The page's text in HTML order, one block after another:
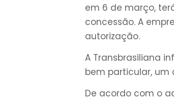
em 6 de março,
concessão. A
autorização.
A Transbrasiliana
bem particular, um
De acordo com o